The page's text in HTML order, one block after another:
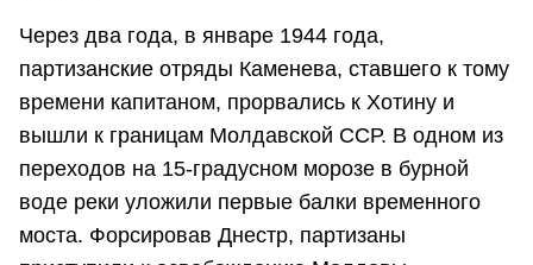
Через два года, в январе 1944 года,
партизанские отряды Каменева, ставшего к тому
времени капитаном, прорвались к Хотину и
вышли к границам Молдавской ССР. В одном из
переходов на 15-градусном морозе в бурной
воде реки уложили первые балки временного
моста. Форсировав Днестр, партизаны